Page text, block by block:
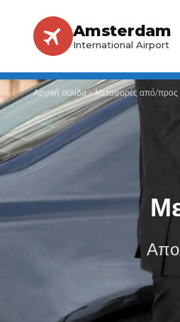
Amsterdam
International Airport
Αρχική σελίδα»Μεταφορές από/προς